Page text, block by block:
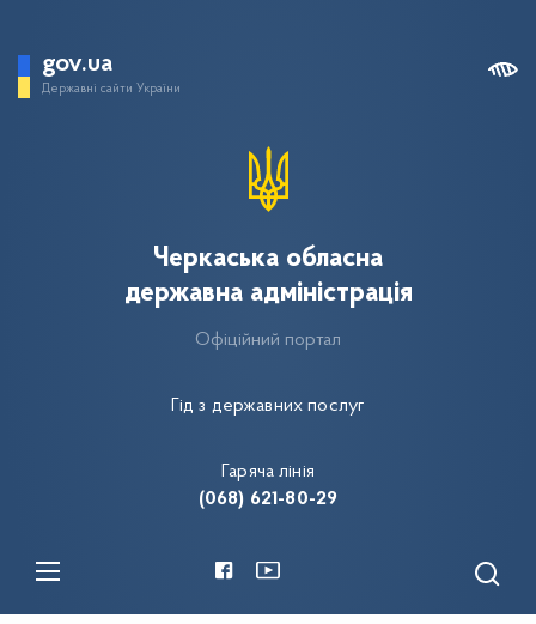
gov.ua
Державні сайти України
Гід з державних послуг
Черкаська обласна
державна адміністрація
Офіційний портал
Гаряча лінія
(068) 621-80-29